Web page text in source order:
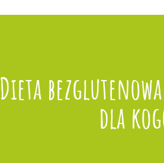
Dieta
dla